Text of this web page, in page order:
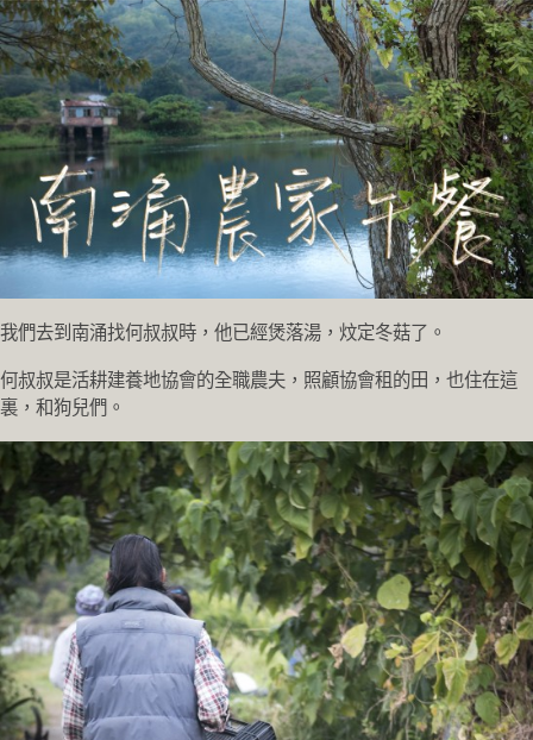
我們去到南涌找何叔叔時，他已經煲落湯，炆定冬菇了。
何叔叔是活耕建養地協會的全職農夫，照顧協會租的田，也住在這
裏，和狗兒們。